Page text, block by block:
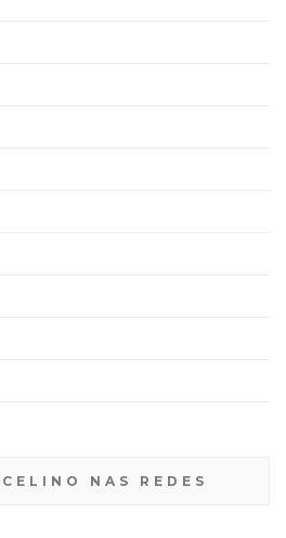
NAS REDES